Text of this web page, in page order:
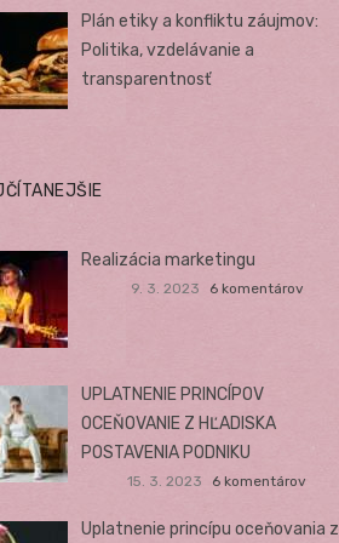
Plán etiky a konfliktu záujmov:
Politika, vzdelávanie a
transparentnosť
Realizácia marketingu
9. 3. 2023 6 komentárov
UPLATNENIE PRINCÍPOV
OCEŇOVANIE Z HĽADISKA
POSTAVENIA PODNIKU
15. 3. 2023 6 komentárov
Uplatnenie princípu oceňovania z